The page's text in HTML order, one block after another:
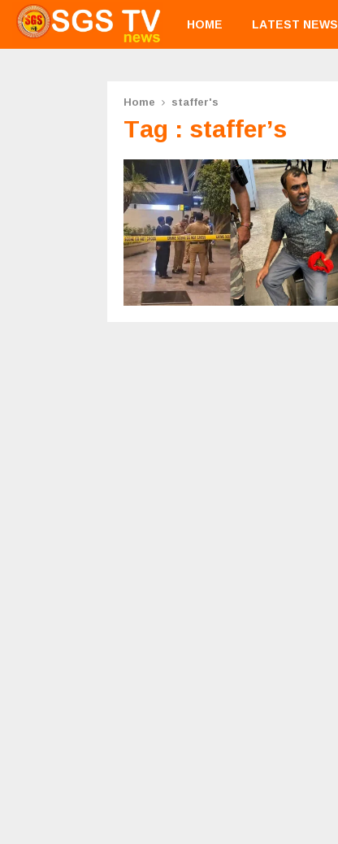
HOME LATEST NEWS
Home staffer's
Tag : staffer’s